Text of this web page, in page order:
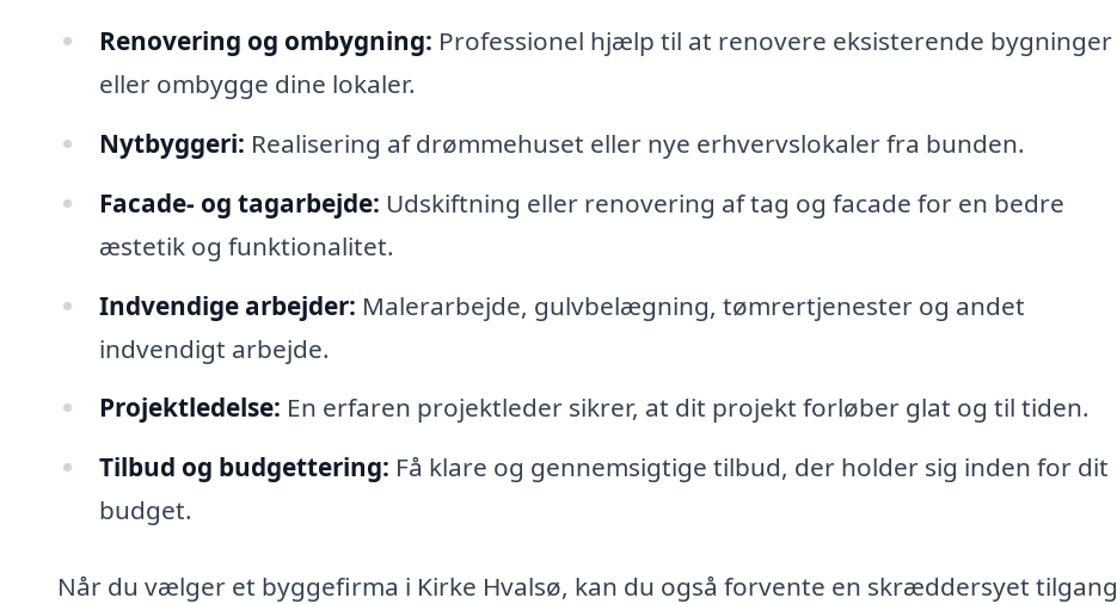
Renovering og ombygning: Professionel hjælp til at renovere eksisterende bygninger
eller ombygge dine lokaler.
Nytbyggeri: Realisering af drømmehuset eller nye erhvervslokaler fra bunden.
Facade- og tagarbejde: Udskiftning eller renovering af tag og facade for en bedre
æstetik og funktionalitet.
Indvendige arbejder: Malerarbejde, gulvbelægning, tømrertjenester og andet
indvendigt arbejde.
Projektledelse: En erfaren projektleder sikrer, at dit projekt forløber glat og til tiden.
Tilbud og budgettering: Få klare og gennemsigtige tilbud, der holder sig inden for dit
budget.
Når du vælger et byggefirma i Kirke Hvalsø, kan du også forvente en skræddersyet tilgang